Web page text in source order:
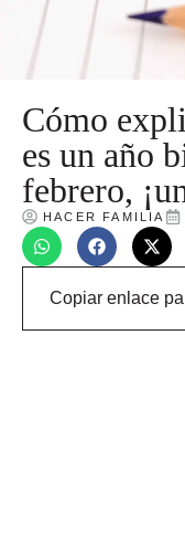
Cómo
es un año
febrero,
HACER FAMILIA
Copiar enlace